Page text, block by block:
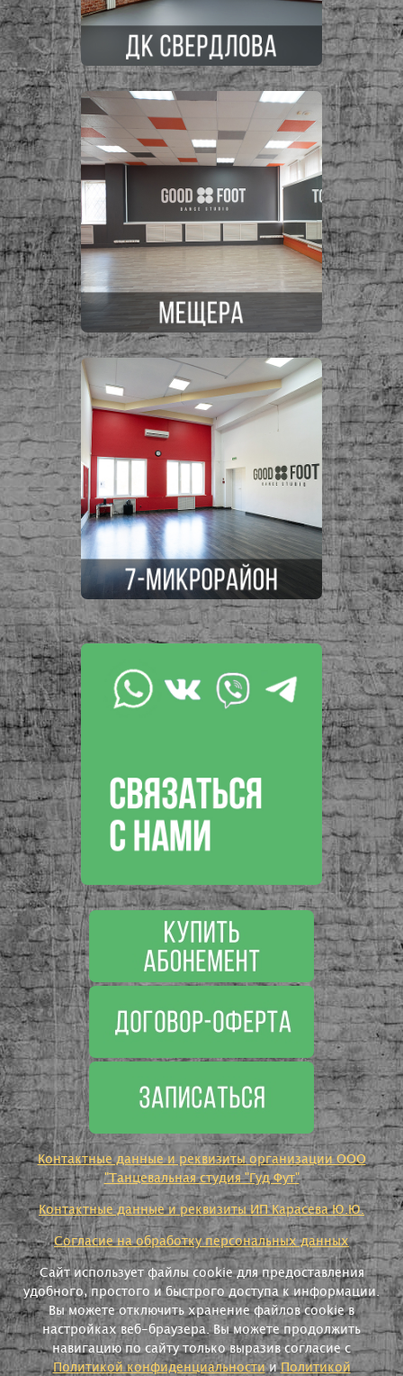
Контактные данные и реквизиты организации ООО
"Танцевальная студия "Гуд Фут"
Контактные данные и реквизиты ИП Карасева Ю.Ю.
Согласие на обработку персональных данных
Сайт использует файлы cookie для предоставления
удобного, простого и быстрого доступа к информации.
Вы можете отключить хранение файлов cookie в
настройках веб-браузера. Вы можете продолжить
навигацию по сайту только выразив согласие с
Политикой конфиденциальностииПолитикой